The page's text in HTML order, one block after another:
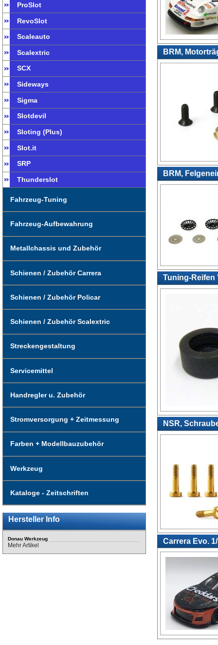
ProSlot
RevoSlot
Scaleauto
Scalextric
SCX
Sideways
Sigma
Slotdevil
Sloting (Plus)
Slot.it
SRP
Thunderslot
Fahrzeug-Tuning
Fahrzeug-Aufbewahrung
Metallchassis und Zubehör
Schienen / Zubehör Carrera
Schienen / Zubehör Policar
Schienen / Zubehör Scalextric
Streckengestaltung
Servicemittel
Handregler u. Zubehör
Stromversorgung + Zeitmessung
Farben + Modellbauzubehör
Werkzeug
Kataloge - Zeitschriften
Hersteller Info
Donau Werkzeug
Mehr Artikel
BRM,
BRM,
Tuning-Reifen
NSR,
Carrera Evo.